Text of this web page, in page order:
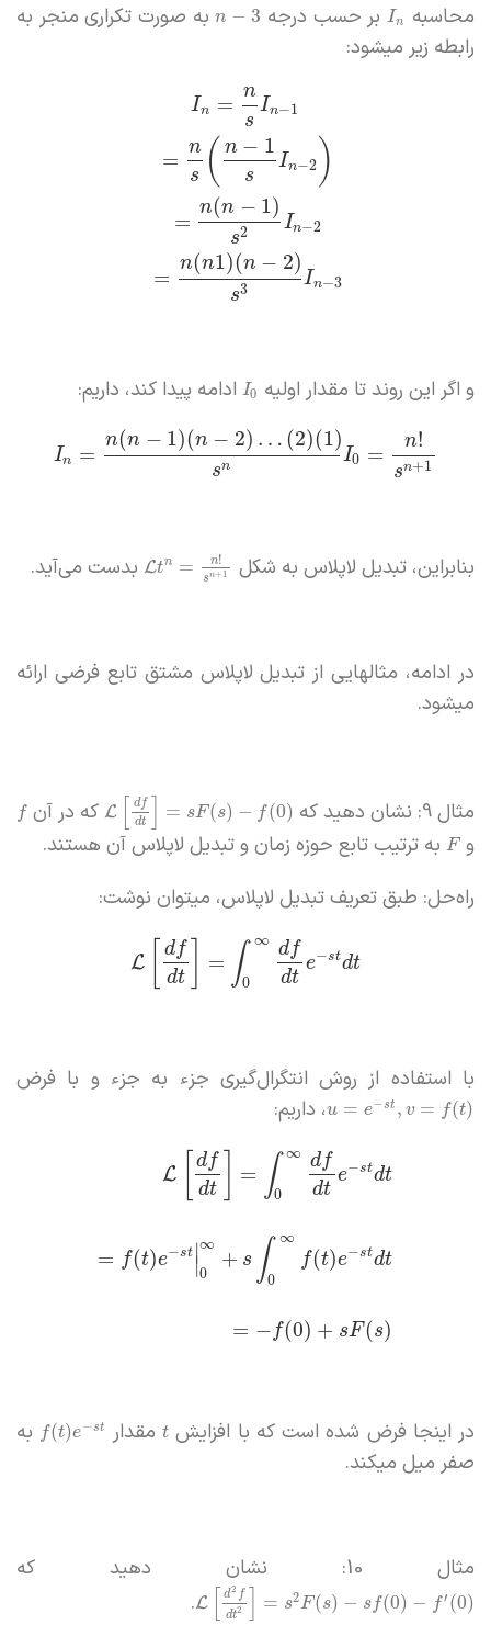
محاسبه In بر حسب درجه‌ n − 3
به صورت تکراری منجر به
رابطه زیر میشود:
In =
n
s
In−1
=
n
s ( n − 1
s
In−2 )
=
n(n − 1)
s2
In−2
=
n(n1)(n − 2)
s3
In−3
و اگر این روند تا مقدار اولیه I0 ادامه پیدا کند، داریم:
In =
n(n − 1)(n − 2) … (2)(1)
sn
I0 =
n!
sn+1
بنابراین، تبدیل لاپلاس به شکل Ltn = n!
sn+ 1 بدست می‌آید.
در ادامه، مثالهایی از تبدیل لاپلاس مشتق تابع فرضی ارائه
میشود.
مثال 9: نشان دهید که L df
dt = sF(s) − f(0) که در آن f
و F به ترتیب تابع حوزه زمان و تبدیل لاپلاس آن هستند.
راه‌حل: طبق تعریف تبدیل لاپلاس، میتوان نوشت:
L
df
dt
= ∫ ∞
0
df
dt
e−stdt
با استفاده از روش انتگرال‌گیری جزء به جزء و با فرض
u = e−st , v = f(t) ، داریم:
L
df
dt
= ∫ ∞
0
df
dt
e−stdt
= f(t)e−st ∣
∣
∞
0
+ s ∫ ∞
0
f(t)e−stdt
= − f(0) + sF (s)
در اینجا فرض شده است که با افزایش t مقدار f(t)e−st
به
صفر میل میکند.
مثال 10: نشان دهید که
L d2 f
dt2 = s2F(s) − sf(0) − f′ (0)
.